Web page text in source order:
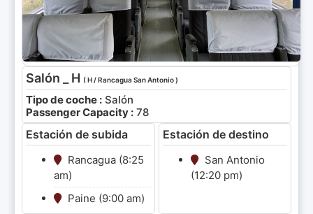
Salón _ H ( H / Rancagua San Antonio )
Tipo de coche : Salón
Passenger Capacity : 78
Estación de subida
Rancagua (8:25
am)
Paine (9:00 am)
Estación de destino
San Antonio
(12:20 pm)